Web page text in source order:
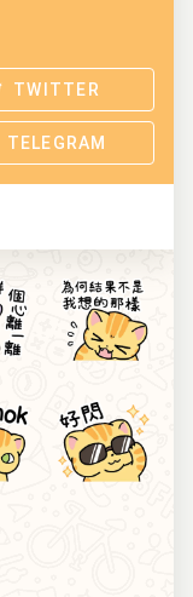
TWITTER
TELEGRAM